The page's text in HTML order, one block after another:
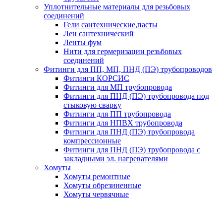
Уплотнительные материалы для резьбовых
соединений
Гели сантехнические,пасты
Лен сантехнический
Ленты фум
Нити для гермеризации резьбовых
соединений
Фитинги для ПП, МП, ПНД (ПЭ) трубопроводов
Фитинги КОРСИС
Фитинги для МП трубопровода
Фитинги для ПНД (ПЭ) трубопровода под
стыковую сварку
Фитинги для ПП трубопровода
Фитинги для НПВХ трубопровода
Фитинги для ПНД (ПЭ) трубопровода
компрессионные
Фитинги для ПНД (ПЭ) трубопровода с
закладными эл. нагревателями
Хомуты
Хомуты ремонтные
Хомуты обрезиненные
Хомуты червячные